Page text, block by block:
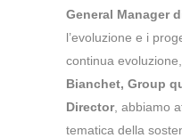
General Manager
l’evoluzione e i
continua
Bianchet, Group
Director, abbiamo
tematica della